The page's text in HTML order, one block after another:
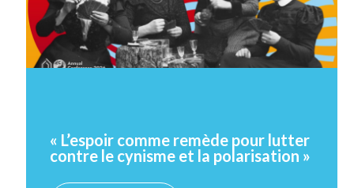
« L’espoir comme remède pour lutter
contre le cynisme et la polarisation »